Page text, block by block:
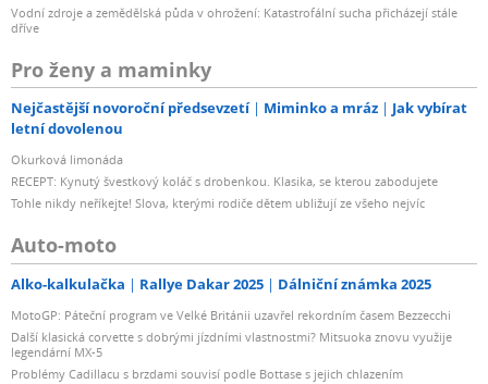
Vodní zdroje a zemědělská půda v ohrožení: Katastrofální sucha přicházejí stále
dříve
Pro ženy a maminky
Nejčastější novoroční předsevzetí Miminko a mráz
Jak vybírat
letní dovolenou
Okurková limonáda
RECEPT: Kynutý švestkový koláč s drobenkou. Klasika, se kterou zabodujete
Tohle nikdy neříkejte! Slova, kterými rodiče dětem ubližují ze všeho nejvíc
Auto-moto
Alko-kalkulačka Rallye Dakar 2025 Dálniční známka 2025
MotoGP: Páteční program ve Velké Británii uzavřel rekordním časem Bezzecchi
Další klasická corvette s dobrými jízdními vlastnostmi? Mitsuoka znovu využije
legendární MX-5
Problémy Cadillacu s brzdami souvisí podle Bottase s jejich chlazením